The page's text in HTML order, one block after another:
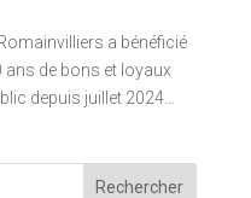
a bénéficié
ans de bons et loyaux
depuis juillet 2024…
Rechercher